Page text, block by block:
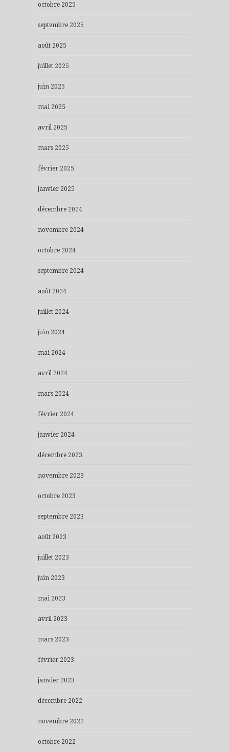
octobre 2025
septembre 2025
août 2025
juillet 2025
juin 2025
mai 2025
avril 2025
mars 2025
février 2025
janvier 2025
décembre 2024
novembre 2024
octobre 2024
septembre 2024
août 2024
juillet 2024
juin 2024
mai 2024
avril 2024
mars 2024
février 2024
janvier 2024
décembre 2023
novembre 2023
octobre 2023
septembre 2023
août 2023
juillet 2023
juin 2023
mai 2023
avril 2023
mars 2023
février 2023
janvier 2023
décembre 2022
novembre 2022
octobre 2022